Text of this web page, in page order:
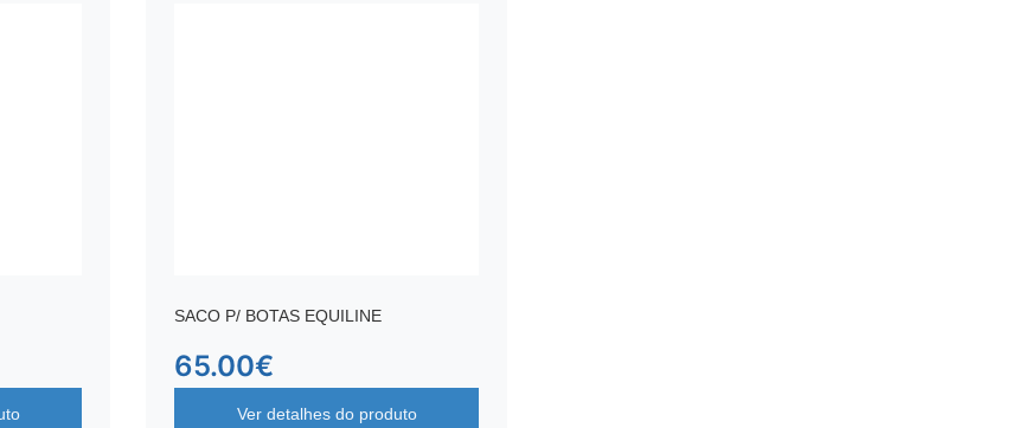
SACO P/ BOTAS EQUILINE
65.00€
Ver detalhes do produto